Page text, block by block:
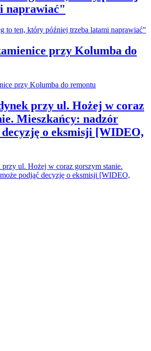
naprawiać"
przy Kolumba do
przy ul. Hożej w coraz
Mieszkańcy: nadzór
o eksmisji [WIDEO,